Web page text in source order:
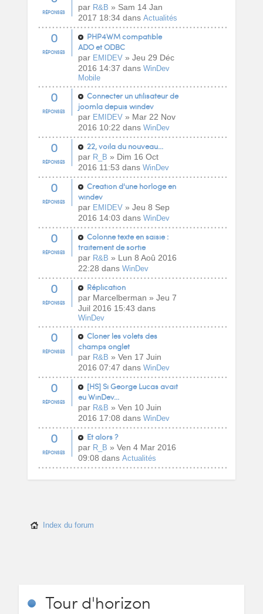
RÉPONSES
par R&B » Sam 14 Jan
2017 18:34 dans Actualités
0
RÉPONSES
PHP4WM compatible
ADO et ODBC
par EMIDEV» Jeu 29 Déc
2016 14:37 dans WinDev
Mobile
0
RÉPONSES
Connecter un utilisateur de
joomla depuis windev
par EMIDEV» Mar 22 Nov
2016 10:22 dans WinDev
0
RÉPONSES
22, voila du nouveau...
par R_B » Dim 16 Oct
2016 11:53 dans WinDev
0
RÉPONSES
Creation d'une horloge en
windev
par EMIDEV» Jeu 8 Sep
2016 14:03 dans WinDev
0
RÉPONSES
Colonne texte en saisie :
traitement de sortie
par R&B » Lun 8 Aoû 2016
22:28 dans WinDev
0
RÉPONSES
Réplication
par Marcelberman » Jeu 7
Juil 2016 15:43 dans
WinDev
0
RÉPONSES
Cloner les volets des
champs onglet
par R&B » Ven 17 Juin
2016 07:47 dans WinDev
0
RÉPONSES
[HS] Si George Lucas avait
eu WinDev...
par R&B » Ven 10 Juin
2016 17:08 dans WinDev
0
RÉPONSES
Et alors ?
par R_B » Ven 4 Mar 2016
09:08 dans Actualités
Index du forum
Tourd'horizon